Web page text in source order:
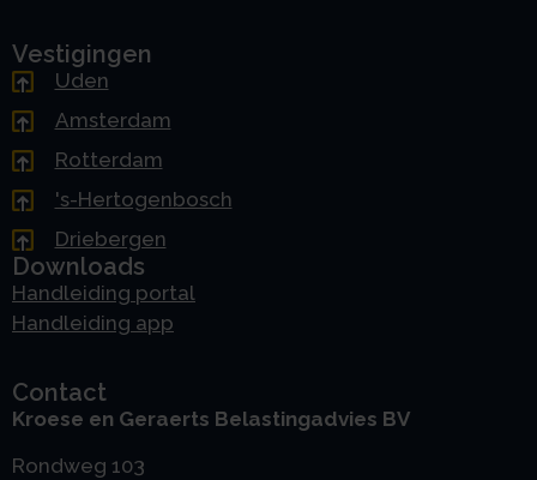
Vestigingen
Uden
Amsterdam
Rotterdam
's-Hertogenbosch
Driebergen
Downloads
Handleiding portal
Handleiding app
Contact
Kroese en Geraerts Belastingadvies BV
Rondweg 103